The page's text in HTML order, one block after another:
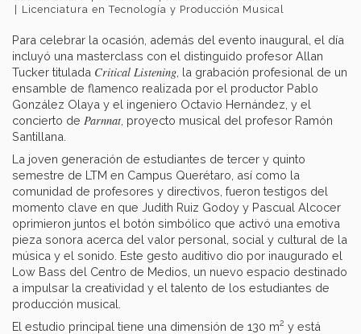
Licenciatura en Tecnología y Producción Musical
Para celebrar la ocasión, además del evento inaugural, el día
incluyó una masterclass con el distinguido profesor Allan
Tucker titulada Critical Listening , la grabación profesional de un
ensamble de flamenco realizada por el productor Pablo
González Olaya y el ingeniero Octavio Hernández, y el
concierto de Parnnat , proyecto musical del profesor Ramón
Santillana.
La joven generación de estudiantes de tercer y quinto
semestre de LTM en Campus Querétaro, así como la
comunidad de profesores y directivos, fueron testigos del
momento clave en que Judith Ruiz Godoy y Pascual Alcocer
oprimieron juntos el botón simbólico que activó una emotiva
pieza sonora acerca del valor personal, social y cultural de la
música y el sonido. Este gesto auditivo dio por inaugurado el
Low Bass del Centro de Medios, un nuevo espacio destinado
a impulsar la creatividad y el talento de los estudiantes de
producción musical.
El estudio principal tiene una dimensión de 130 m2 y está